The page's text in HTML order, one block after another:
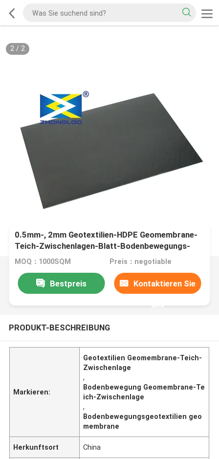
2/ 2
0.5mm-, 2mm Geotextilien-HDPE Geomembrane-
Teich-Zwischenlagen-Blatt-Bodenbewegungs-
Produkte
MOQ：1000SQM Preis：negotiable
Bestpreis Kontaktieren Sie
uns
PRODUKT-BESCHREIBUNG
Markieren:
Geotextilien Geomembrane-Teich-
Zwischenlage
,
Bodenbewegung Geomembrane-Te
ich-Zwischenlage
,
Bodenbewegungsgeotextilien geo
membrane
Herkunftsort China